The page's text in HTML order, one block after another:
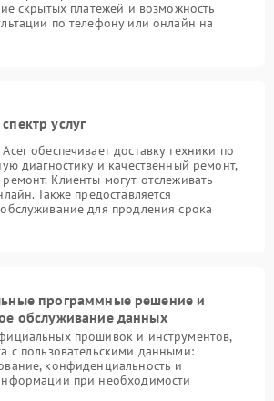
скрытых платежей и возможность
по телефону или онлайн на
услуг
обеспечивает доставку техники по
диагностику и качественный ремонт,
Клиенты могут отслеживать
Также предоставляется
для продления срока
программные решение и
обслуживание данных
прошивок и инструментов,
с пользовательскими данными:
конфиденциальность и
при необходимости